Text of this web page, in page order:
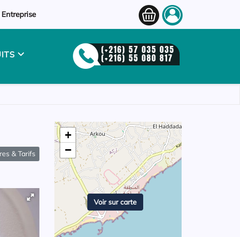
(+216) 57 035 035
(+216) 55 080 817
& Tarifs
+
−
Voir sur carte